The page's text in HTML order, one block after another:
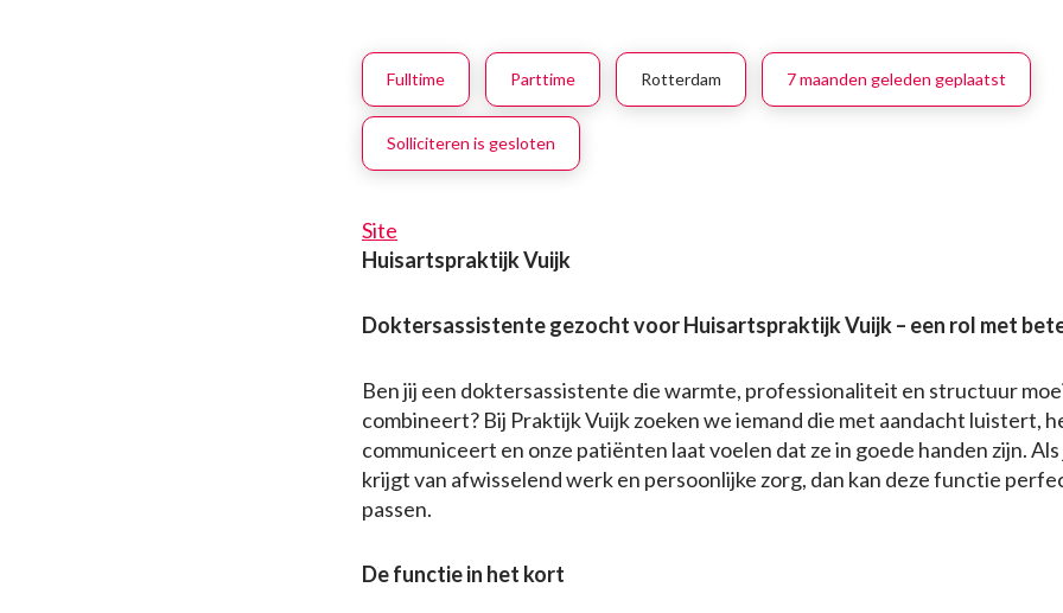
Fulltime Parttime Rotterdam 7 maanden geleden geplaatst
Solliciteren is gesloten
Site
Huisartspraktijk Vuijk
Doktersassistente gezocht voor Huisartspraktijk Vuijk – een rol met
Ben jij een doktersassistente die warmte, professionaliteit en structuur
combineert? Bij Praktijk Vuijk zoeken we iemand die met aandacht luistert,
communiceert en onze patiënten laat voelen dat ze in goede handen zijn.
krijgt van afwisselend werk en persoonlijke zorg, dan kan deze functie
passen.
De functie in het kort